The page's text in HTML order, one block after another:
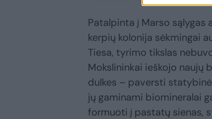
Patalpinta į Marso
kerpių kolonija sėkmingai
Tiesa, tyrimo tikslas
Mokslininkai ieškojo naujų
dulkes – paversti
jų gaminami biomineralai
formuoti į pastatų sienas,